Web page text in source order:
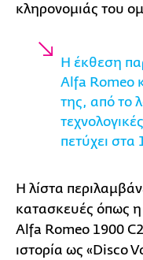
κληρονομιάς του
Η έκθεση
Alfa Romeo
της, από το
πετύχει στα
Η λίστα
κατασκευές όπως η
Alfa Romeo 1900
ιστορία ως «Disco